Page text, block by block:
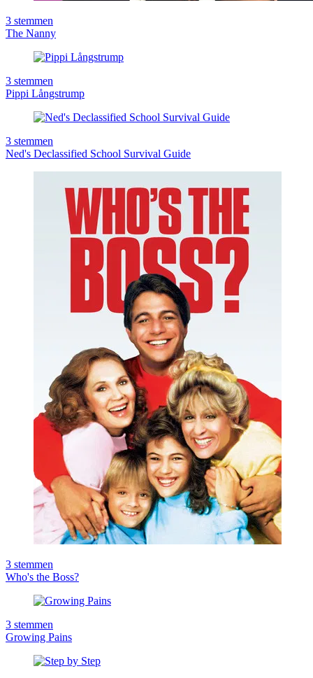
3 stemmen
The Nanny
3 stemmen
Pippi Långstrump
3 stemmen
Ned's Declassified School Survival Guide
3 stemmen
Who's the Boss?
3 stemmen
Growing Pains